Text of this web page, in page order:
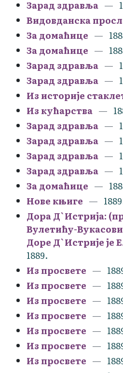
Зарад здравља
Видовданска
За домаћице
За домаћице
Зарад здравља
Зарад здравља
Из историје
Из кућарства
Зарад здравља
Зарад здравља
Зарад здравља
Зарад здравља
За домаћице
Нове књиге
Дора Д`Истрија:
Вулетићу-
Доре Д`Истрије је
1889.
Из просвете
Из просвете
Из просвете
Из просвете
Из просвете
Из просвете
Из просвете